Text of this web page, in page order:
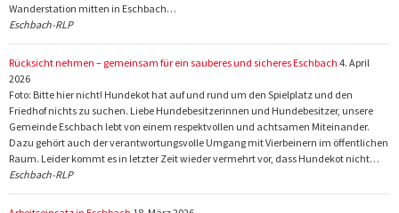
Wanderstation mitten in Eschbach…
Eschbach-RLP
Rücksicht nehmen – gemeinsam für ein sauberes und sicheres Eschbach 4. April
2026
Foto: Bitte hier nicht! Hundekot hat auf und rund um den Spielplatz und den
Friedhof nichts zu suchen. Liebe Hundebesitzerinnen und Hundebesitzer, unsere
Gemeinde Eschbach lebt von einem respektvollen und achtsamen Miteinander.
Dazu gehört auch der verantwortungsvolle Umgang mit Vierbeinern im öffentlichen
Raum. Leider kommt es in letzter Zeit wieder vermehrt vor, dass Hundekot nicht…
Eschbach-RLP